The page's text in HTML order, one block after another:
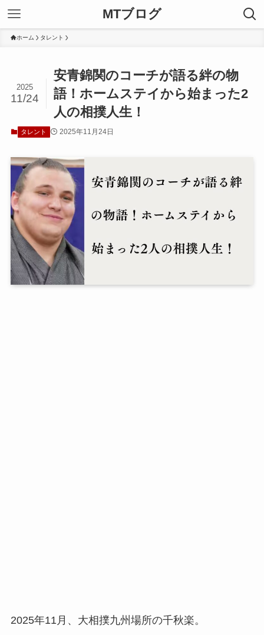
MTブログ
ホーム タレント
安青錦関のコーチが語る絆の物
語！ホームステイから始まった2
人の相撲人生！
2025
11/24
タレント 2025年11月24日
2025年11月、大相撲九州場所の千秋楽。